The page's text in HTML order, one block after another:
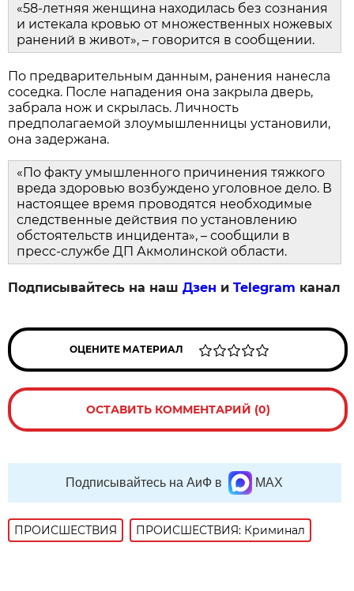
«58-летняя женщина находилась без сознания
и истекала кровью от множественных ножевых
ранений в живот», – говорится в сообщении.
По предварительным данным, ранения нанесла
соседка. После нападения она закрыла дверь,
забрала нож и скрылась. Личность
предполагаемой злоумышленницы установили,
она задержана.
«По факту умышленного причинения тяжкого
вреда здоровью возбуждено уголовное дело. В
настоящее время проводятся необходимые
следственные действия по установлению
обстоятельств инцидента», – сообщили в
пресс-службе ДП Акмолинской области.
Подписывайтесь на нашДзен иTelegram канал
ОЦЕНИТЕ МАТЕРИАЛ
ОСТАВИТЬ КОММЕНТАРИЙ (0)
Подписывайтесь на АиФ в MAX
ПРОИСШЕСТВИЯ ПРОИСШЕСТВИЯ: Криминал